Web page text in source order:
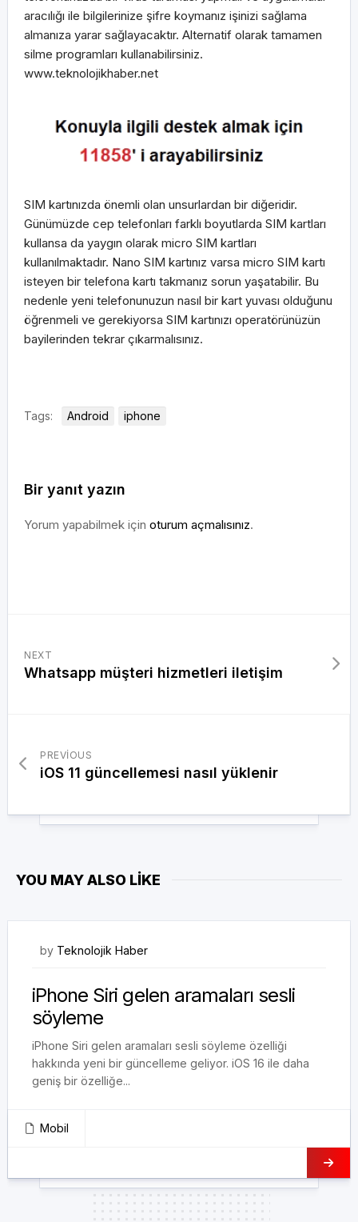
aracılığı ile bilgilerinize şifre koymanız işinizi sağlama
almanıza yarar sağlayacaktır. Alternatif olarak tamamen
silme programları kullanabilirsiniz.
www.teknolojikhaber.net
SIM kartınızda önemli olan unsurlardan bir diğeridir.
Günümüzde cep telefonları farklı boyutlarda SIM kartları
kullansa da yaygın olarak micro SIM kartları
kullanılmaktadır. Nano SIM kartınız varsa micro SIM kartı
isteyen bir telefona kartı takmanız sorun yaşatabilir. Bu
nedenle yeni telefonunuzun nasıl bir kart yuvası olduğunu
öğrenmeli ve gerekiyorsa SIM kartınızı operatörünüzün
bayilerinden tekrar çıkarmalısınız.
Tags: Android iphone
Bir yanıt yazın
Yorum yapabilmek için oturum açmalısınız.
NEXT
Whatsapp müşteri hizmetleri iletişim
PREVIOUS
iOS 11 güncellemesi nasıl yüklenir
YOU MAY ALSO LIKE
by Teknolojik Haber
iPhone Siri gelen aramaları sesli
söyleme
iPhone Siri gelen aramaları sesli söyleme özelliği
hakkında yeni bir güncelleme geliyor. iOS 16 ile daha
geniş bir özelliğe...
Mobil